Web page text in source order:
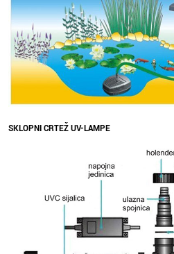
SKLOPNI CRTEŽ UV-LAMPE